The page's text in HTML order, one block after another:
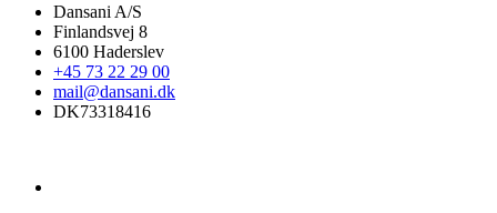
Dansani A/S
Finlandsvej 8
6100 Haderslev
+45 73 22 29 00
mail@dansani.dk
DK73318416